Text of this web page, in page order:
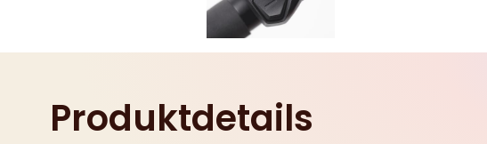
Produktdetails